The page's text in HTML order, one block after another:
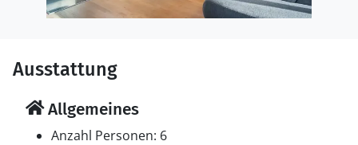
Ausstattung
Allgemeines
Anzahl Personen: 6